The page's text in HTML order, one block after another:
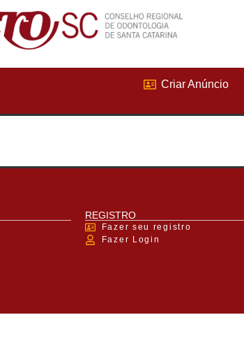
Criar Anúncio
REGISTRO
Fazer seu registro
Fazer Login